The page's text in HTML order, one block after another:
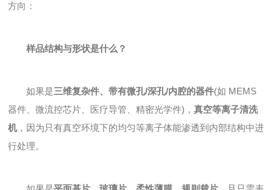
方向：
样品结构与形状是什么？
如果是三维复杂件、带有微孔/深孔/内腔的器件(如 MEMS
器件、微流控芯片、医疗导管、精密光学件)，真空等离子清洗
机，因为只有真空环境下的均匀等离子体能渗透到内部结构中进
行处理。